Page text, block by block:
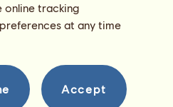
súborov cookies Kódex správania
online tracking
at any time
Accept